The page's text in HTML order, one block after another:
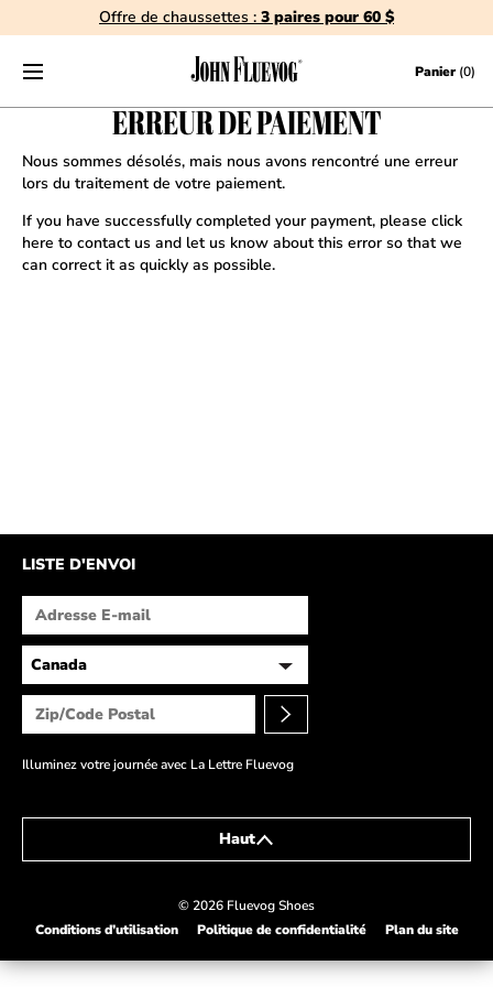
Skip to contentOffre de chaussettes : 3 paires pour 60 $
Panier(0)
ERREUR DE PAIEMENT
Nous sommes désolés, mais nous avons rencontré une erreur
lors du traitement de votre paiement.
If you have successfully completed your payment, please click
here to contact us and let us know about this error so that we
can correct it as quickly as possible.
LISTE D'ENVOI
Illuminez votre journée avec La Lettre Fluevog
Haut
© 2026 Fluevog Shoes
Conditions d’utilisation
Politique de confidentialité Plan du site
This link will open in a new tab